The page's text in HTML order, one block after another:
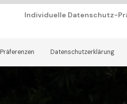
Individuelle Datenschutz-
Präferenzen Datenschutzerklärung